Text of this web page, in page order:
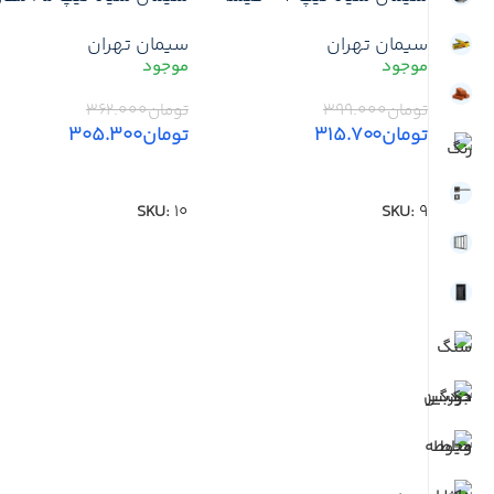
سیمان تهران
تومان۳۹۹.۰۰۰
تومان۳۱۵.۷۰۰
SKU: 9
۵۰ کیلویی
سیمان تهران
تومان۳۶۲.۰۰۰
تومان۳۰۵.۳۰۰
SKU: 10